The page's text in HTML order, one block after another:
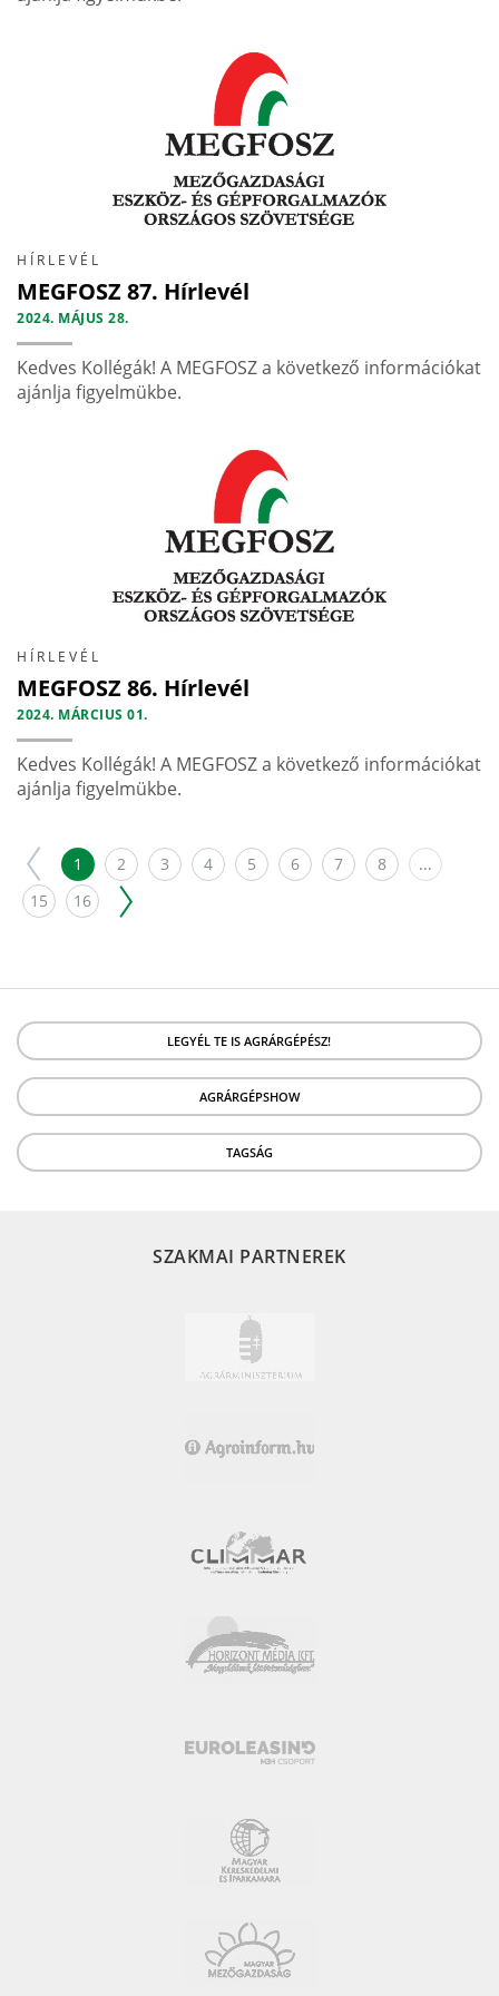
HÍRLEVÉL
MEGFOSZ 87. Hírlevél
2024. MÁJUS 28.
Kedves Kollégák! A MEGFOSZ a következő információkat
ajánlja figyelmükbe.
HÍRLEVÉL
MEGFOSZ 86. Hírlevél
2024. MÁRCIUS 01.
Kedves Kollégák! A MEGFOSZ a következő információkat
ajánlja figyelmükbe.
1 2 3 4 5 6 7 8
...
15
16
LEGYÉL TE IS AGRÁRGÉPÉSZ!
AGRÁRGÉPSHOW
TAGSÁG
SZAKMAI PARTNEREK